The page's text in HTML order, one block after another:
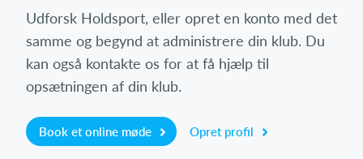
Udforsk Holdsport, eller opret en konto med det
samme og begynd at administrere din klub. Du
kan også kontakte os for at få hjælp til
opsætningen af din klub.
Book et online møde Opret profil